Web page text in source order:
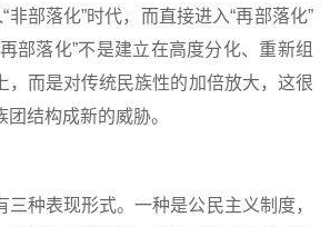
非部落化”时代，而直接进入“再部落化”
部落化”不是建立在高度分化、重新组
，而是对传统民族性的加倍放大，这很
结构成新的威胁。
三种表现形式。一种是公民主义制度，